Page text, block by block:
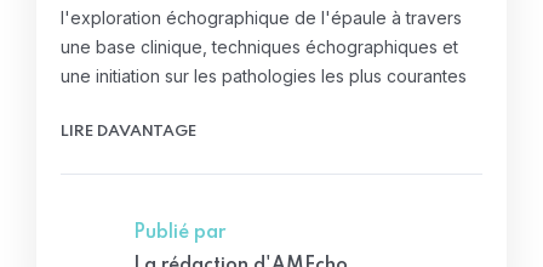
l'exploration échographique de l'épaule à travers
une base clinique, techniques échographiques et
une initiation sur les pathologies les plus courantes
LIRE DAVANTAGE
Publié par